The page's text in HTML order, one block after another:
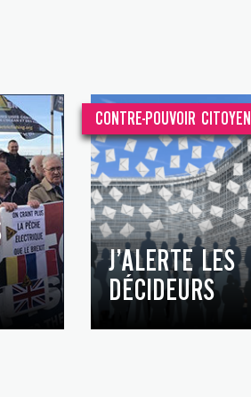
CONTRE-POUVOIR CITOYEN
J’ALERTE LES
DÉCIDEURS